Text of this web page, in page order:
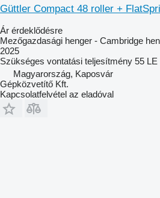
Güttler Compact 48 roller +
Ár érdeklődésre
Mezőgazdasági henger - Cambridge
2025
Szükséges vontatási teljesítmény 55 LE
Magyarország, Kaposvár
Gépközvetítő Kft.
Kapcsolatfelvétel az eladóval